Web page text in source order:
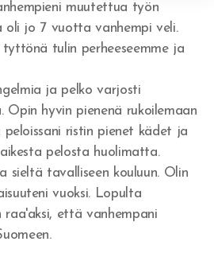
muutettua työn
oli jo 7 vuotta vanhempi veli.
tulin perheeseemme ja
ja pelko varjosti
Opin hyvin pienenä rukoilemaan
peloissani ristin pienet kädet ja
pelosta huolimatta.
sieltä tavalliseen kouluun. Olin
vuoksi. Lopulta
raa'aksi, että vanhempani